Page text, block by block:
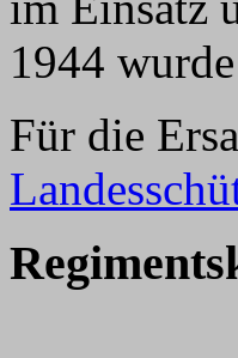
1944
Für die